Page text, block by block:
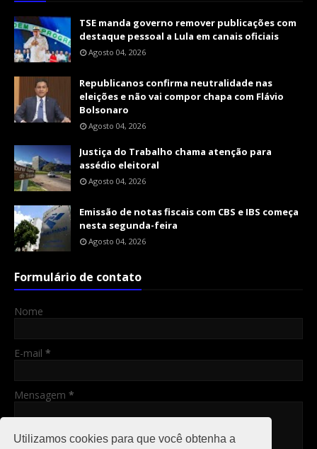
Utilizamos cookies para que você obtenha a
TSE manda governo remover publicações com
destaque pessoal a Lula em canais oficiais
Agosto 04, 2026
Republicanos confirma neutralidade nas
eleições e não vai compor chapa com Flávio
Bolsonaro
Agosto 04, 2026
Justiça do Trabalho chama atenção para
assédio eleitoral
Agosto 04, 2026
Emissão de notas fiscais com CBS e IBS começa
nesta segunda-feira
Agosto 04, 2026
Formulário de contato
Nome
E-mail *
Mensagem *